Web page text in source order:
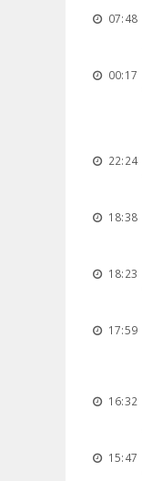
07:48
00:17
22:24
18:38
18:23
17:59
16:32
15:47